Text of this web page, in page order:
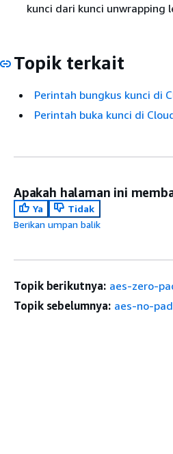
kunci dari kunci unwrapping
Topik terkait
Perintah bungkus kunci di
Perintah buka kunci di
Apakah halaman ini
Ya
Tidak
Berikan umpan balik
Topik berikutnya: aes-zero-
Topik sebelumnya: aes-no-pad